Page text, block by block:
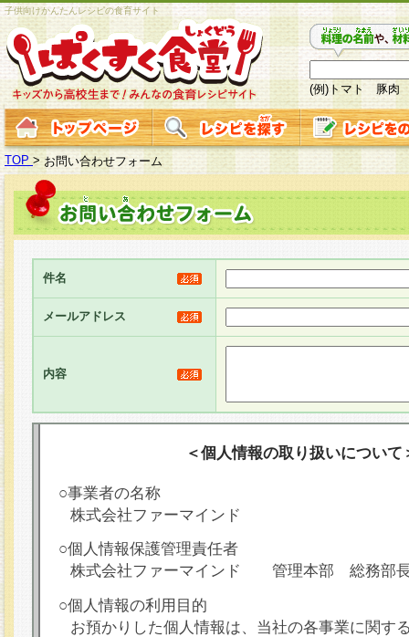
子供向けかんたんレシピの食育サイト
(例)トマト 豚肉
TOP > お問い合わせフォーム
件名
メールアドレス
内容
＜個人情報の取り扱いについて
○事業者の名称
株式会社ファーマインド
○個人情報保護管理責任者
株式会社ファーマインド 管理本部 総務部
○個人情報の利用目的
お預かりした個人情報は、当社の各事業に関す